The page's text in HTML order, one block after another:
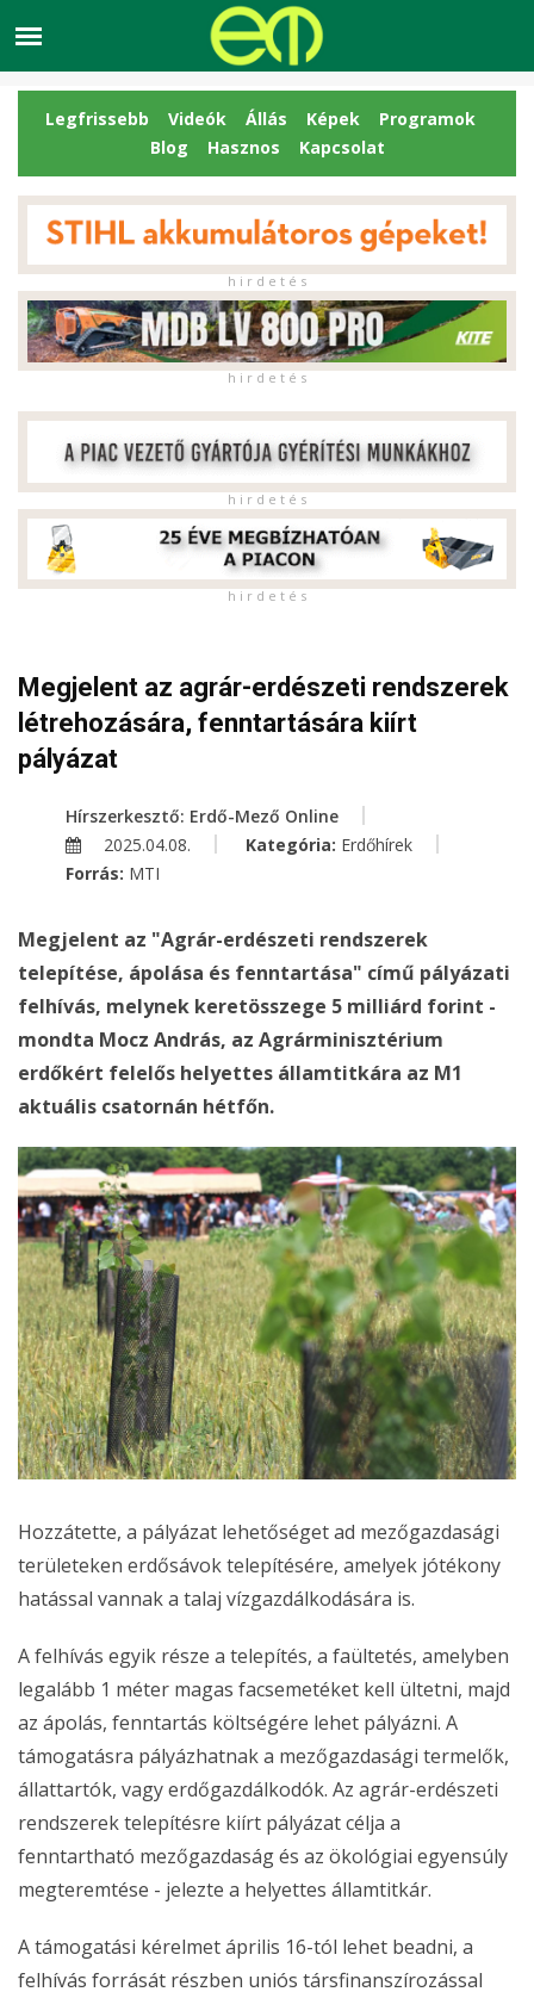
Legfrissebb Videók Állás Képek
Programok
Blog
Hasznos Kapcsolat
h i r d e t é s
h i r d e t é s
h i r d e t é s
h i r d e t é s
Megjelent az agrár-erdészeti rendszerek
létrehozására, fenntartására kiírt
pályázat
Hírszerkesztő: Erdő-Mező Online
2025.04.08.
Kategória: Erdőhírek
Forrás: MTI
Megjelent az "Agrár-erdészeti rendszerek
telepítése, ápolása és fenntartása" című pályázati
felhívás, melynek keretösszege 5 milliárd forint -
mondta Mocz András, az Agrárminisztérium
erdőkért felelős helyettes államtitkára az M1
aktuális csatornán hétfőn.
Hozzátette, a pályázat lehetőséget ad mezőgazdasági
területeken erdősávok telepítésére, amelyek jótékony
hatással vannak a talaj vízgazdálkodására is.
A felhívás egyik része a telepítés, a faültetés, amelyben
legalább 1 méter magas facsemetéket kell ültetni, majd
az ápolás, fenntartás költségére lehet pályázni. A
támogatásra pályázhatnak a mezőgazdasági termelők,
állattartók, vagy erdőgazdálkodók. Az agrár-erdészeti
rendszerek telepítésre kiírt pályázat célja a
fenntartható mezőgazdaság és az ökológiai egyensúly
megteremtése - jelezte a helyettes államtitkár.
A támogatási kérelmet április 16-tól lehet beadni, a
felhívás forrását részben uniós társfinanszírozással